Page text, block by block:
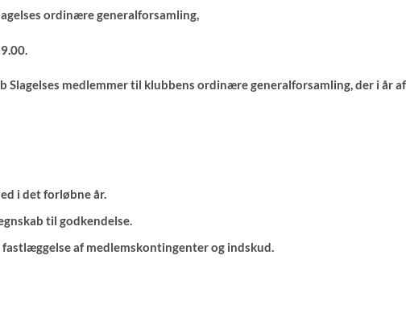
ordinære generalforsamling,
Slagelses medlemmer til klubbens ordinære generalforsamling, der i år
i det forløbne år.
til godkendelse.
af medlemskontingenter og indskud.